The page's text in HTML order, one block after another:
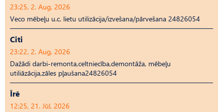
23:25, 2. Aug, 2026
Veco mēbeļu u.c. lietu utilizācija/izvešana/pārvešana 24826054
Citi
23:22, 2. Aug, 2026
Dažādi darbi-remonta,celtniecība,demontāža, mēbeļu
utiliāzācija,zāles pļaušana24826054
Īrē
12:25, 21. Jūl, 2026